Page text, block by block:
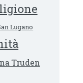
Lugano
Truden